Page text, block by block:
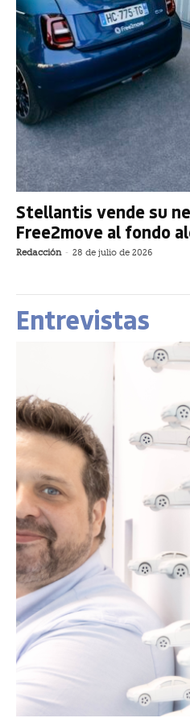
Stellantis vende su
Free2move al fondo
Redacción - 28 de julio de 2026
Entrevistas